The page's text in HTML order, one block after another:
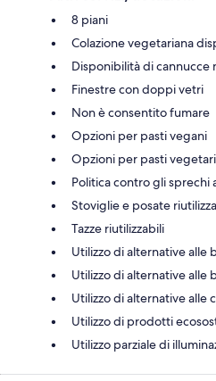
8 piani
Colazione vegetariana
Disponibilità di cannucce
Finestre con doppi vetri
Non è consentito fumare
Opzioni per pasti vegani
Opzioni per pasti
Politica contro gli sprechi
Stoviglie e posate
Tazze riutilizzabili
Utilizzo di alternative alle
Utilizzo di alternative
Utilizzo di alternative alle
Utilizzo di prodotti
Utilizzo parziale di